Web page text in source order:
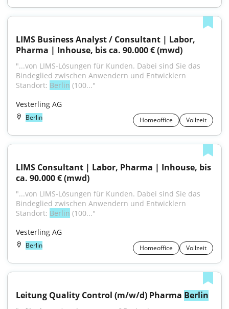
LIMS Business Analyst / Consultant | Labor,
Pharma | Inhouse, bis ca. 90.000 € (mwd)
"...von LIMS-Lösungen für Kunden. Dabei sind Sie das
Bindeglied zwischen Anwendern und Entwicklern
Standort: Berlin (100..."
Vesterling AG
Berlin Homeoffice Vollzeit
LIMS Consultant | Labor, Pharma | Inhouse, bis
ca. 90.000 € (mwd)
"...von LIMS-Lösungen für Kunden. Dabei sind Sie das
Bindeglied zwischen Anwendern und Entwicklern
Standort: Berlin (100..."
Vesterling AG
Berlin Homeoffice Vollzeit
Leitung Quality Control (m/w/d) Pharma Berlin